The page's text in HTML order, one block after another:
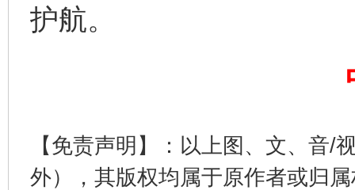
护航。
【免责声明】：以上图、文、音/
外），其版权均属于原作者或归